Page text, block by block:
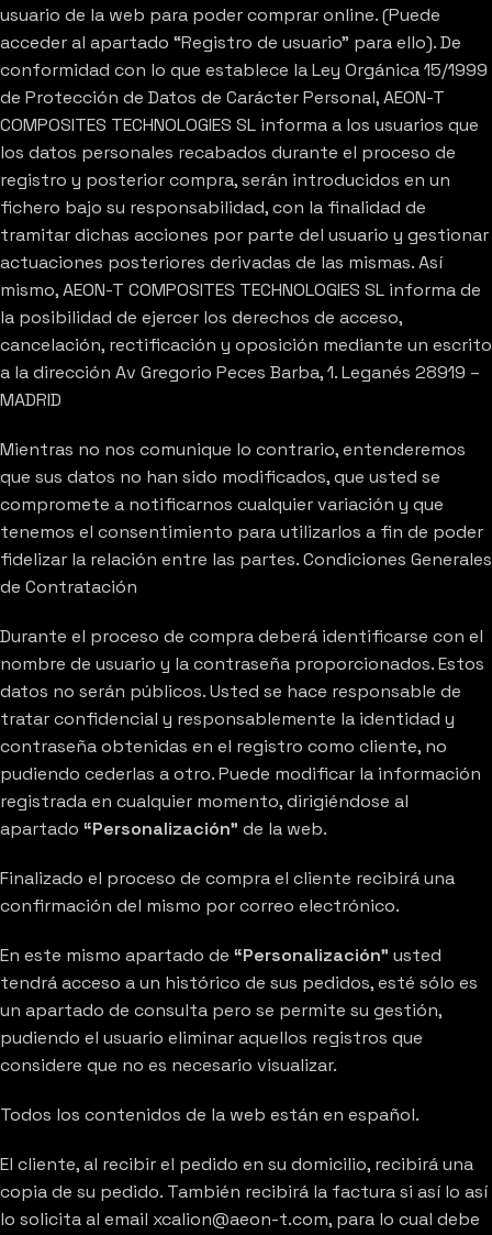
usuario de la web para poder comprar online. (Puede
acceder al apartado “Registro de usuario” para ello). De
conformidad con lo que establece la Ley Orgánica 15/1999
de Protección de Datos de Carácter Personal, AEON-T
COMPOSITES TECHNOLOGIES SL informa a los usuarios que
los datos personales recabados durante el proceso de
registro y posterior compra, serán introducidos en un
fichero bajo su responsabilidad, con la finalidad de
tramitar dichas acciones por parte del usuario y gestionar
actuaciones posteriores derivadas de las mismas. Así
mismo, AEON-T COMPOSITES TECHNOLOGIES SL informa de
la posibilidad de ejercer los derechos de acceso,
cancelación, rectificación y oposición mediante un escrito
a la dirección Av Gregorio Peces Barba, 1. Leganés 28919 –
MADRID
Mientras no nos comunique lo contrario, entenderemos
que sus datos no han sido modificados, que usted se
compromete a notificarnos cualquier variación y que
tenemos el consentimiento para utilizarlos a fin de poder
fidelizar la relación entre las partes. Condiciones Generales
de Contratación
Durante el proceso de compra deberá identificarse con el
nombre de usuario y la contraseña proporcionados. Estos
datos no serán públicos. Usted se hace responsable de
tratar confidencial y responsablemente la identidad y
contraseña obtenidas en el registro como cliente, no
pudiendo cederlas a otro. Puede modificar la información
registrada en cualquier momento, dirigiéndose al
apartado “Personalización” de la web.
Finalizado el proceso de compra el cliente recibirá una
confirmación del mismo por correo electrónico.
En este mismo apartado de “Personalización” usted
tendrá acceso a un histórico de sus pedidos, esté sólo es
un apartado de consulta pero se permite su gestión,
pudiendo el usuario eliminar aquellos registros que
considere que no es necesario visualizar.
Todos los contenidos de la web están en español.
El cliente, al recibir el pedido en su domicilio, recibirá una
copia de su pedido. También recibirá la factura si así lo así
lo solicita al email xcalion@aeon-t.com, para lo cual debe